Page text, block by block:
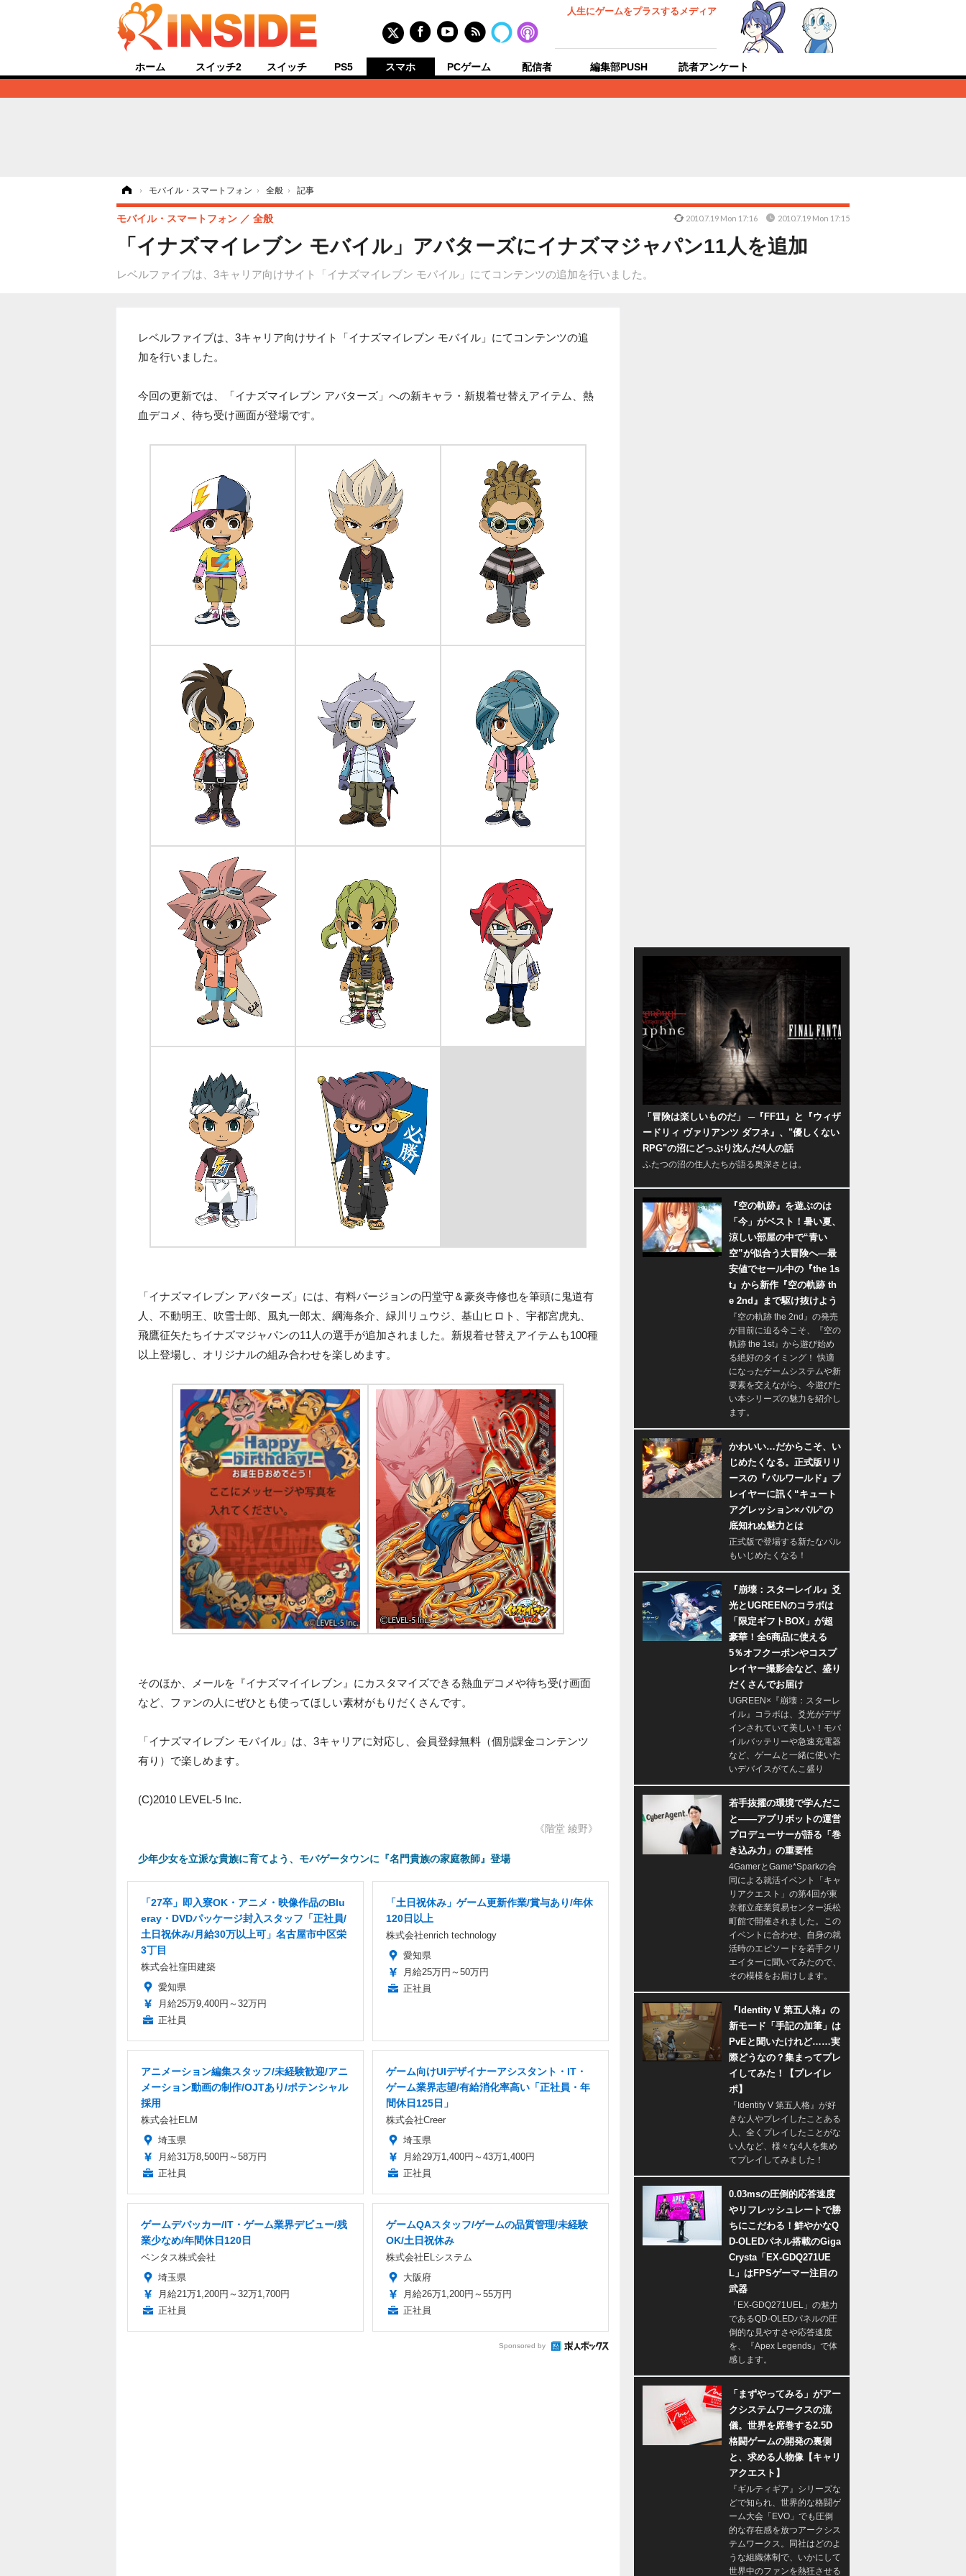
人生にゲームをプラスするメディア
ホーム スイッチ2 スイッチ PS5 スマホ PCゲーム 配信者 編集部PUSH 読者アンケート
› モバイル・スマートフォン › 全般 › 記事
「イナズマイレブン モバイル」アバターズにイナズマジャパン11人を追加
レベルファイブは、3キャリア向けサイト「イナズマイレブン モバイル」にてコンテンツの追加を行いました。
モバイル・スマートフォン 全般 2010.7.19 Mon 17:16 2010.7.19 Mon 17:15
レベルファイブは、3キャリア向けサイト「イナズマイレブン モバイル」にてコンテンツの追
加を行いました。
今回の更新では、「イナズマイレブン アバターズ」への新キャラ・新規着せ替えアイテム、熱
血デコメ、待ち受け画面が登場です。
「イナズマイレブン アバターズ」には、有料バージョンの円堂守＆豪炎寺修也を筆頭に鬼道有
人、不動明王、吹雪士郎、風丸一郎太、綱海条介、緑川リュウジ、基山ヒロト、宇都宮虎丸、
飛鷹征矢たちイナズマジャパンの11人の選手が追加されました。新規着せ替えアイテムも100種
以上登場し、オリジナルの組み合わせを楽しめます。
そのほか、メールを『イナズマイイレブン』にカスタマイズできる熱血デコメや待ち受け画面
など、ファンの人にぜひとも使ってほしい素材がもりだくさんです。
「イナズマイレブン モバイル」は、3キャリアに対応し、会員登録無料（個別課金コンテンツ
有り）で楽しめます。
(C)2010 LEVEL-5 Inc.
《階堂 綾野》
少年少女を立派な貴族に育てよう、モバゲータウンに『名門貴族の家庭教師』登場
「27卒」即入寮OK・アニメ・映像作品のBlu
eray・DVDパッケージ封入スタッフ「正社員/
土日祝休み/月給30万以上可」名古屋市中区栄
3丁目
株式会社窪田建築
愛知県
月給25万9,400円～32万円
正社員
「土日祝休み」ゲーム更新作業/賞与あり/年休
120日以上
株式会社enrich technology
愛知県
月給25万円～50万円
正社員
アニメーション編集スタッフ/未経験歓迎/アニ
メーション動画の制作/OJTあり/ポテンシャル
採用
株式会社ELM
埼玉県
月給31万8,500円～58万円
正社員
ゲーム向けUIデザイナーアシスタント・IT・
ゲーム業界志望/有給消化率高い「正社員・年
間休日125日」
株式会社Creer
埼玉県
月給29万1,400円～43万1,400円
正社員
ゲームデバッカー/IT・ゲーム業界デビュー/残
業少なめ/年間休日120日
ベンタス株式会社
埼玉県
月給21万1,200円～32万1,700円
正社員
ゲームQAスタッフ/ゲームの品質管理/未経験
OK/土日祝休み
株式会社ELシステム
大阪府
月給26万1,200円～55万円
正社員
Sponsored by
「冒険は楽しいものだ」 ─『FF11』と『ウィザ
ードリィ ヴァリアンツ ダフネ』、"優しくない
RPG"の沼にどっぷり沈んだ4人の話
ふたつの沼の住人たちが語る奥深さとは。
『空の軌跡』を遊ぶのは
「今」がベスト！暑い夏、
涼しい部屋の中で“青い
空”が似合う大冒険へ―最
安値でセール中の『the 1s
t』から新作『空の軌跡 th
e 2nd』まで駆け抜けよう
『空の軌跡 the 2nd』の発売
が目前に迫る今こそ、『空の
軌跡 the 1st』から遊び始め
る絶好のタイミング！ 快適
になったゲームシステムや新
要素を交えながら、今遊びた
い本シリーズの魅力を紹介し
ます。
かわいい…だからこそ、い
じめたくなる。正式版リリ
ースの『パルワールド』プ
レイヤーに訊く“キュート
アグレッション×パル”の
底知れぬ魅力とは
正式版で登場する新たなパル
もいじめたくなる！
『崩壊：スターレイル』爻
光とUGREENのコラボは
「限定ギフトBOX」が超
豪華！全6商品に使える
5％オフクーポンやコスプ
レイヤー撮影会など、盛り
だくさんでお届け
UGREEN×『崩壊：スターレ
イル』コラボは、爻光がデザ
インされていて美しい！モバ
イルバッテリーや急速充電器
など、ゲームと一緒に使いた
いデバイスがてんこ盛り
若手抜擢の環境で学んだこ
と――アプリボットの運営
プロデューサーが語る「巻
き込み力」の重要性
4GamerとGame*Sparkの合
同による就活イベント「キャ
リアクエスト」の第4回が東
京都立産業貿易センター浜松
町館で開催されました。この
イベントに合わせ、自身の就
活時のエピソードを若手クリ
エイターに聞いてみたので、
その模様をお届けします。
『Identity V 第五人格』の
新モード「手記の加筆」は
PvEと聞いたけれど……実
際どうなの？集まってプレ
イしてみた！【プレイレ
ポ】
『Identity V 第五人格』が好
きな人やプレイしたことある
人、全くプレイしたことがな
い人など、様々な4人を集め
てプレイしてみました！
0.03msの圧倒的応答速度
やリフレッシュレートで勝
ちにこだわる！鮮やかなQ
D-OLEDパネル搭載のGiga
Crysta「EX-GDQ271UE
L」はFPSゲーマー注目の
武器
「EX-GDQ271UEL」の魅力
であるQD-OLEDパネルの圧
倒的な見やすさや応答速度
を、『Apex Legends』で体
感します。
「まずやってみる」がアー
クシステムワークスの流
儀。世界を席巻する2.5D
格闘ゲームの開発の裏側
と、求める人物像【キャリ
アクエスト】
『ギルティギア』シリーズな
どで知られ、世界的な格闘ゲ
ーム大会「EVO」でも圧倒
的な存在感を放つアークシス
テムワークス。同社はどのよ
うな組織体制で、いかにして
世界中のファンを熱狂させる